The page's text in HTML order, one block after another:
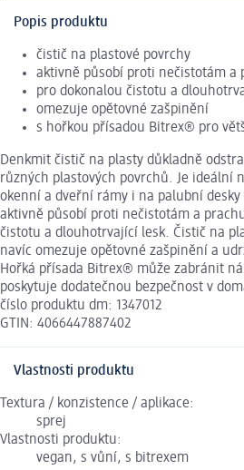
Popis produktu
čistič na plastové povrchy
aktivně působí proti nečistotám a
pro dokonalou čistotu a
omezuje opětovné zašpinění
s hořkou přísadou Bitrex® pro
Denkmit čistič na plasty důkladně
různých plastových povrchů. Je ideální
okenní a dveřní rámy i na palubní
aktivně působí proti nečistotám a
čistotu a dlouhotrvající lesk. Čistič na
navíc omezuje opětovné zašpinění a
Hořká přísada Bitrex® může zabránit
poskytuje dodatečnou bezpečnost v
číslo produktu dm: 1347012
GTIN: 4066447887402
Vlastnosti produktu
Textura / konzistence / aplikace:
sprej
Vlastnosti produktu:
vegan, s vůní, s bitrexem